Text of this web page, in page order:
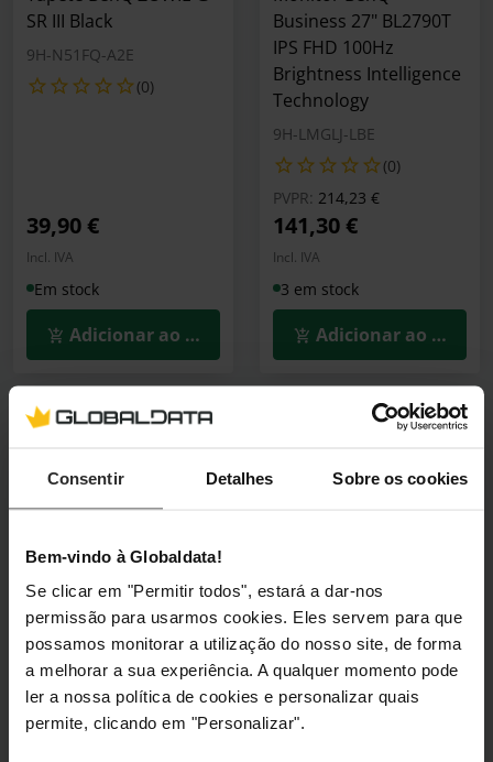
Consentir Detalhes Sobre os cookies
Bem-vindo à Globaldata!
Se clicar em "Permitir todos", estará a dar-nos
permissão para usarmos cookies. Eles servem para que
possamos monitorar a utilização do nosso site, de forma
a melhorar a sua experiência. A qualquer momento pode
ler a nossa política de cookies e personalizar quais
permite, clicando em "Personalizar".
SR III Black
9H-N51FQ-A2E
(0)
39,90 €
Incl. IVA
Em stock
Adicionar ao Carrinho
Business 27" BL2790T
IPS FHD 100Hz
Brightness Intelligence
Technology
9H-LMGLJ-LBE
(0)
PVPR: Preço reduzido de
214,23 €para
141,30 €
Incl. IVA
3 em stock
Adicionar ao
🕶️ Óculos Oferta
GW2790T IPS FHD
100Hz 5ms Eye Care
PVPR:
203,30 €
152,38 €
Incl. IVA
5 em stock
🕶️ Óculos Oferta
GW2786TC IPS FHD
PVPR:
199,90 €
Incl. IVA
3–5 dias úteis